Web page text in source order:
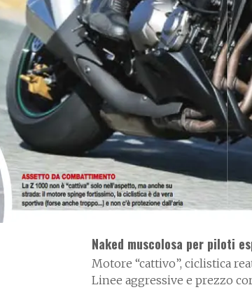
Naked muscolosa per piloti
Motore “cattivo”, ciclistica
Linee aggressive e prezzo